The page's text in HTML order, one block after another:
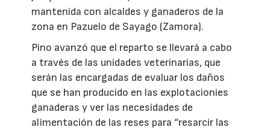
mantenida con alcaldes y ganaderos de la
zona en Pazuelo de Sayago (Zamora).
Pino avanzó que el reparto se llevará a cabo
a través de las unidades veterinarias, que
serán las encargadas de evaluar los daños
que se han producido en las explotacionies
ganaderas y ver las necesidades de
alimentación de las reses para “resarcir las